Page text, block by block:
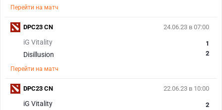
Перейти на матч
24.06.23 в 07:00
iG Vitality
Disillusion
1
2
Перейти на матч
DPC23 CN
22.06.23 в 10:00
iG Vitality
2
DPC23 CN